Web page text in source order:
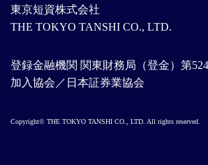
東京短資株式会社
THE TOKYO TANSHI CO., LTD.
登録金融機関 関東財務局（登金）第
加入協会／日本証券業協会
Copyright© THE TOKYO TANSHI CO., LTD. All rights reserved.